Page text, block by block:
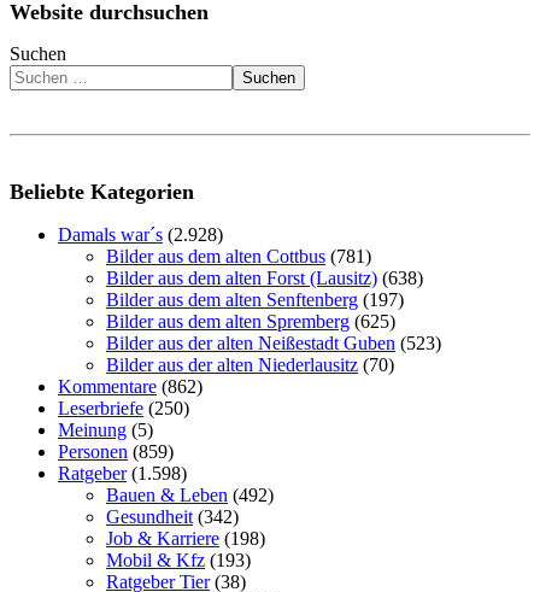
Website durchsuchen
Suchen
Suchen
Beliebte Kategorien
Damals war´s (2.928)
Bilder aus dem alten Cottbus (781)
Bilder aus dem alten Forst (Lausitz) (638)
Bilder aus dem alten Senftenberg (197)
Bilder aus dem alten Spremberg (625)
Bilder aus der alten Neißestadt Guben (523)
Bilder aus der alten Niederlausitz (70)
Kommentare (862)
Leserbriefe (250)
Meinung (5)
Personen (859)
Ratgeber(1.598)
Bauen & Leben (492)
Gesundheit (342)
Job & Karriere (198)
Mobil & Kfz (193)
Ratgeber Tier(38)